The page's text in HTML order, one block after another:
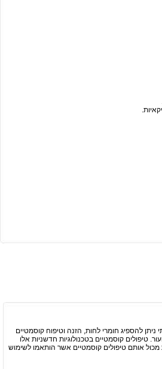
להספיג חומרי לחות, הזנה וטיפוח קוסמטיים
קוסמטיים בטכנולוגיות חדשניות אלו
מכול אותם טיפולים קוסמטיים אשר הותאמו לשימוש